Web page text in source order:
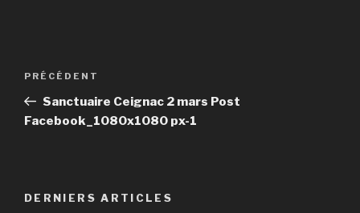
Navigation
l’article
Article
précédent
PRÉCÉDENT
Sanctuaire Ceignac 2 mars Post
Facebook_1080x1080 px-1
DERNIERS ARTICLES